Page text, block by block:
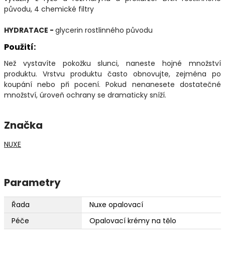
původu, 4 chemické filtry
HYDRATACE - glycerin rostlinného původu
Použití:
Než vystavíte pokožku slunci, naneste hojné množství
produktu. Vrstvu produktu často obnovujte, zejména po
koupání nebo při pocení. Pokud nenanesete dostatečné
množství, úroveň ochrany se dramaticky sníží.
Značka
NUXE
Parametry
Řada
Nuxe opalovací
Péče
Opalovací krémy na tělo